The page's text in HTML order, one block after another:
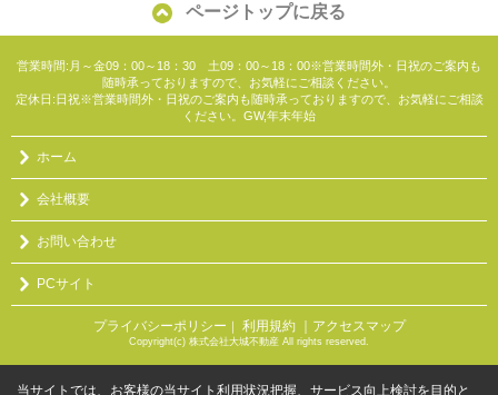
ページトップに戻る
営業時間:月～金09：00～18：30 土09：00～18：00※営業時間外・日祝のご案内も
随時承っておりますので、お気軽にご相談ください。
定休日:日祝※営業時間外・日祝のご案内も随時承っておりますので、お気軽にご相談
ください。GW,年末年始
ホーム
会社概要
お問い合わせ
PCサイト
プライバシーポリシー ｜ 利用規約 ｜アクセスマップ
Copyright(c) 株式会社大城不動産 All rights reserved.
当サイトでは、お客様の当サイト利用状況把握、サービス向上検討を目的と